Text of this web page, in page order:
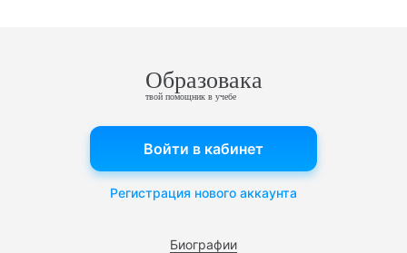
Образовака
твой помощник в учебе
Биографии
Войти в кабинет
Регистрация нового аккаунта